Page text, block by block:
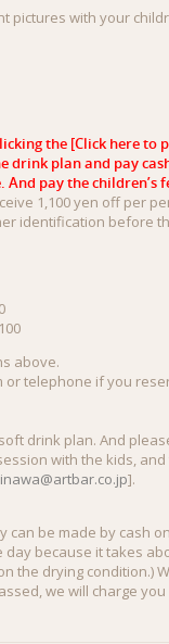
pictures with your
the [Click here
drink plan and pay
And pay the children’s
1,100 yen off per
identification before
above.
telephone if you
drink plan. And
with the kids,
].
can be made by cash
day because it takes
the drying condition.)
we will charge